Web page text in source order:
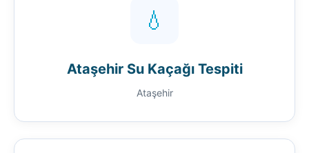
💧
Ataşehir Su Kaçağı Tespiti
Ataşehir